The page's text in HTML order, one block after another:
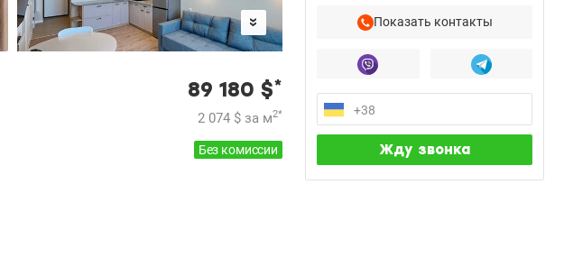
89 180 $*
2 074 $ за м2*
Без комиссии
удовлетворение ваших потребностей.
Показать контакты